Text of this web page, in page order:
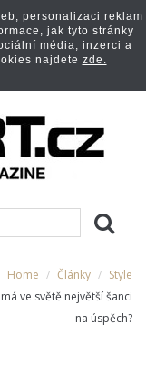
Home Články
Style
ve světě největší šanci
na úspěch?
personalizaci reklam
jak tyto stránky
média, inzerci a
najdete zde.